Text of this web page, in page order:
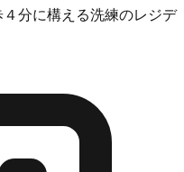
４分に構える洗練のレジデ